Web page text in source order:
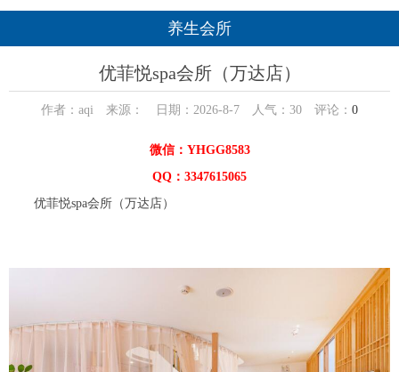
所-成都和兰养生网信息
养生会所
优菲悦spa会所（万达店）
作者：aqi 来源： 日期：2026-8-7 人气： 30 评论： 0
微信：YHGG8583
QQ：3347615065
优菲悦spa会所（万达店）